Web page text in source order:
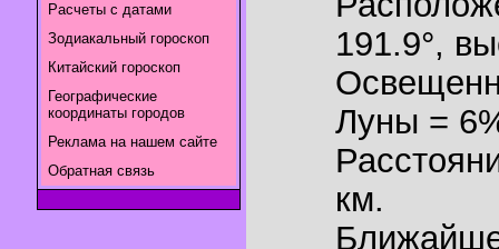
Расчеты с датами
Зодиакальный гороскоп
Китайский гороскоп
Географические
координаты городов
Реклама на нашем сайте
Обратная связь
191.9°,
Луны =
км.